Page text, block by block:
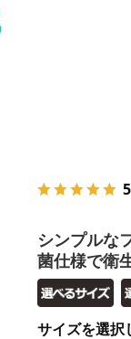
シンプルな
菌仕様で衛
サイズを選択